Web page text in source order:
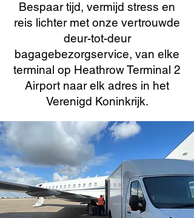
Bespaar tijd, vermijd stress en
reis lichter met onze vertrouwde
deur-tot-deur
bagagebezorgservice, van elke
terminal op Heathrow Terminal 2
Airport naar elk adres in het
Verenigd Koninkrijk.